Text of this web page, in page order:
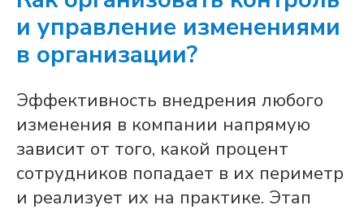
и управление изменениями
в организации?
Эффективность внедрения любого
изменения в компании напрямую
зависит от того, какой процент
сотрудников попадает в их периметр
и реализует их на практике. Этап